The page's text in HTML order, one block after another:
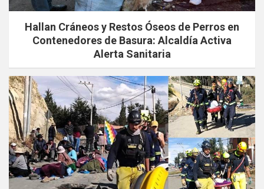
Hallan Cráneos y Restos Óseos de Perros en
Contenedores de Basura: Alcaldía Activa
Alerta Sanitaria